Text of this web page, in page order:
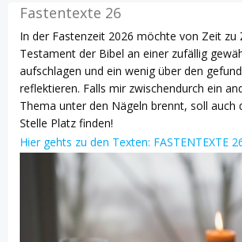
Fastentexte 26
In der Fastenzeit 2026 möchte von Zeit zu
Testament der Bibel an einer zufällig
aufschlagen und ein wenig über den
reflektieren. Falls mir zwischendurch ein
Thema unter den Nägeln brennt, soll auch
Stelle Platz finden!
Hier gehts zu den Texten: FASTENTEXTE